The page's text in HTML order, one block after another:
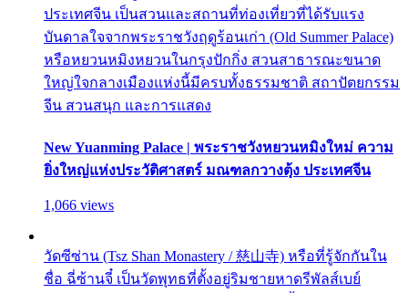
ประเทศจีน เป็นสวนและสถานที่ท่องเที่ยวที่ได้รับแรง
บันดาลใจจากพระราชวังฤดูร้อนเก่า (Old Summer Palace)
หรือหยวนหมิงหยวนในกรุงปักกิ่ง สวนสาธารณะขนาด
ใหญ่ใจกลางเมืองแห่งนี้มีครบทั้งธรรมชาติ สถาปัตยกรรม
จีน สวนสนุก และการแสดง
New Yuanming Palace | พระราชวังหยวนหมิงใหม่ ความ
ยิ่งใหญ่แห่งประวัติศาสตร์ มณฑลกวางตุ้ง ประเทศจีน
1,066 views
วัดซีซ่าน (Tsz Shan Monastery / 慈山寺) หรือที่รู้จักกันใน
ชื่อ ฉี่ซ้านจี๋ เป็นวัดพุทธที่ตั้งอยู่ริมชายหาดรีพัลส์เบย์